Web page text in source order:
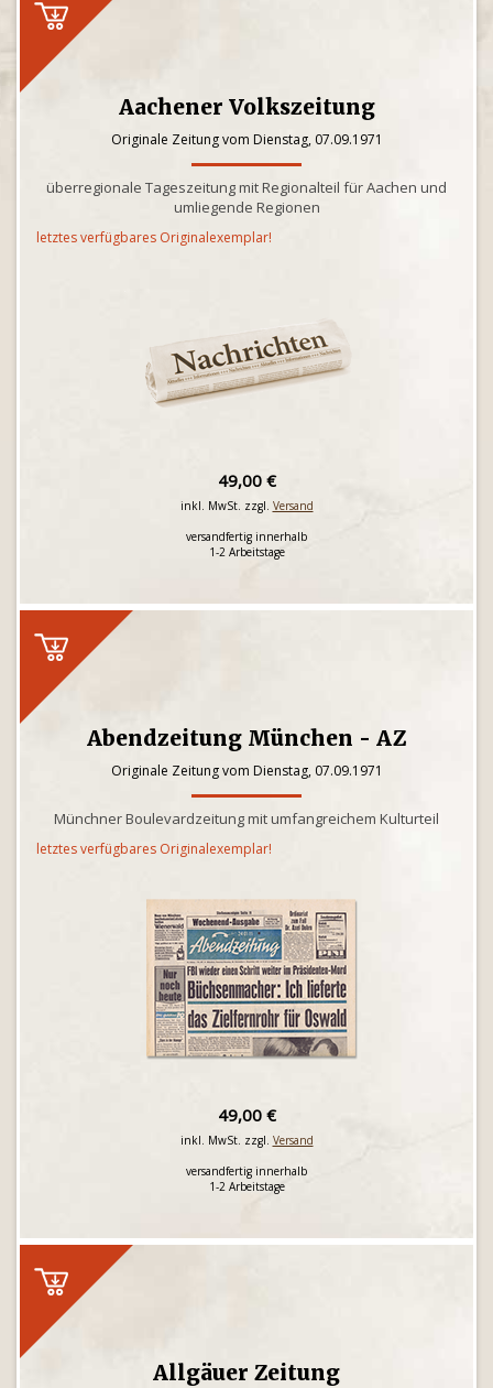
Aachener Volkszeitung
Originale Zeitung vom Dienstag, 07.09.1971
überregionale Tageszeitung mit Regionalteil für Aachen und
umliegende Regionen
letztes verfügbares Originalexemplar!
49,00 €
inkl. MwSt. zzgl. Versand
versandfertig innerhalb
1-2 Arbeitstage
Abendzeitung München - AZ
Originale Zeitung vom Dienstag, 07.09.1971
Münchner Boulevardzeitung mit umfangreichem Kulturteil
letztes verfügbares Originalexemplar!
49,00 €
inkl. MwSt. zzgl. Versand
versandfertig innerhalb
1-2 Arbeitstage
Allgäuer Zeitung